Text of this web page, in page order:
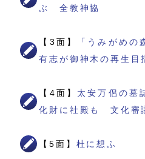
ぶ 全教神協
【3面】
「うみがめ
有志が御神木の再生
【4面】 太安万侶の墓
化財に社殿も 文化審
【5面】 杜に想ふ